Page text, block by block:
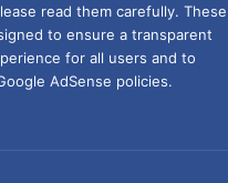
read them carefully. These
to ensure a transparent
for all users and to
AdSense policies.